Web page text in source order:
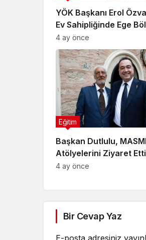
YÖK Başkanı Erol
Ev Sahipliğinde Ege
Rektörleri ile Buluştu
4 ay önce
Başkan Dutlulu,
Atölyelerini Ziyaret Etti
Eğitim
4 ay önce
Bir Cevap Yaz